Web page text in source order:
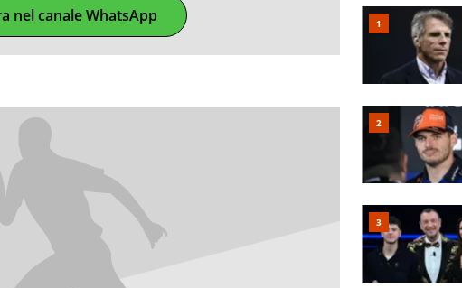
nel canale WhatsApp